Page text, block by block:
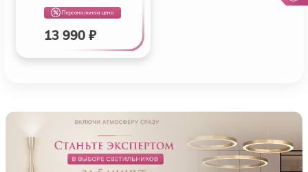
Персональная цена
13 990 ₽